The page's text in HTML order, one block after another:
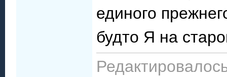
единого
будто Я на